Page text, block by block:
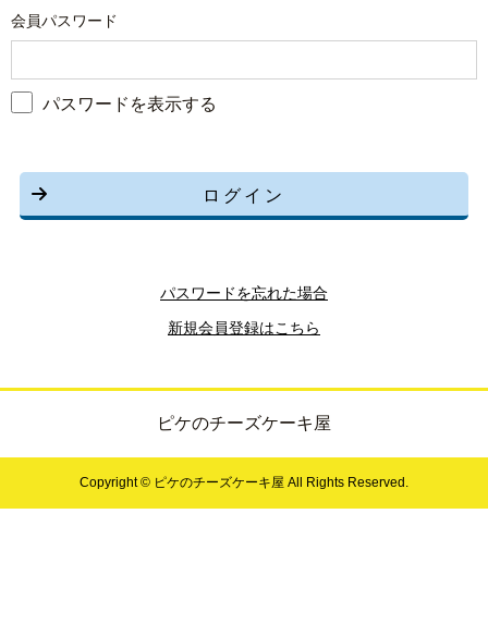
会員パスワード
パスワードを表示する
ログイン
パスワードを忘れた場合
新規会員登録はこちら
ピケのチーズケーキ屋
Copyright © ピケのチーズケーキ屋 All Rights Reserved.